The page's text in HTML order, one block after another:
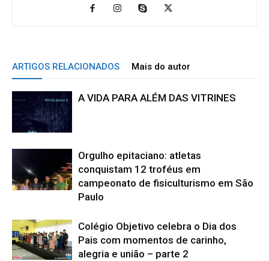
ARTIGOS RELACIONADOS Mais do autor
A VIDA PARA ALÉM DAS VITRINES
Orgulho epitaciano: atletas
conquistam 12 troféus em
campeonato de fisiculturismo em São
Paulo
Colégio Objetivo celebra o Dia dos
Pais com momentos de carinho,
alegria e união – parte 2